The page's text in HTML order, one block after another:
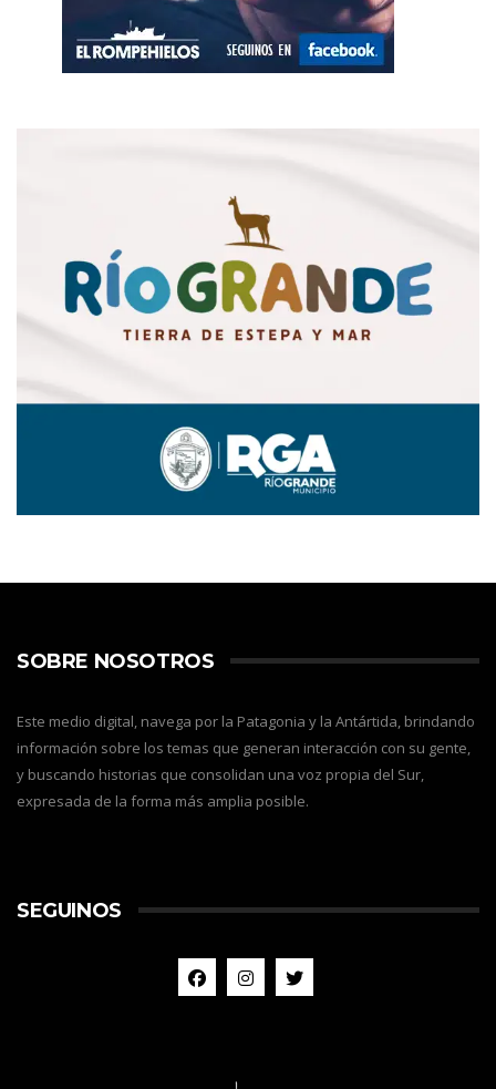
SOBRE NOSOTROS
Este medio digital, navega por la Patagonia y la Antártida, brindando
información sobre los temas que generan interacción con su gente,
y buscando historias que consolidan una voz propia del Sur,
expresada de la forma más amplia posible.
SEGUINOS